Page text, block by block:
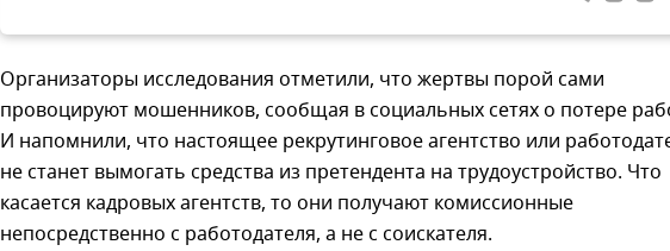
Организаторы исследования отметили, что жертвы порой сами
провоцируют мошенников, сообщая в социальных сетях о потере
И напомнили, что настоящее рекрутинговое агентство или
не станет вымогать средства из претендента на трудоустройство. Что
касается кадровых агентств, то они получают комиссионные
непосредственно с работодателя, а не с соискателя.